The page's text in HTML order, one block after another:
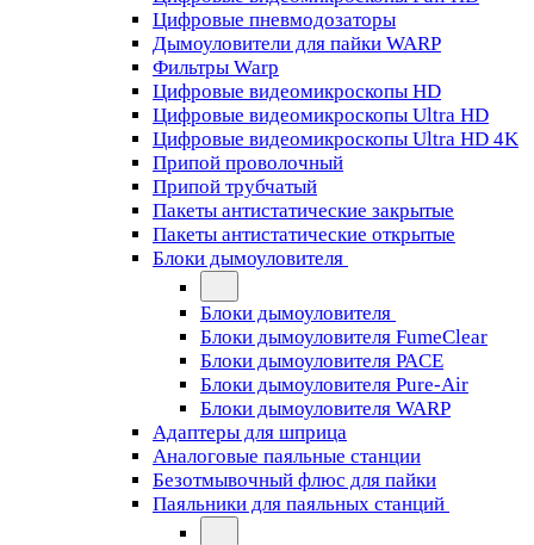
Цифровые пневмодозаторы
Дымоуловители для пайки WARP
Фильтры Warp
Цифровые видеомикроскопы HD
Цифровые видеомикроскопы Ultra HD
Цифровые видеомикроскопы Ultra HD 4K
Припой проволочный
Припой трубчатый
Пакеты антистатические закрытые
Пакеты антистатические открытые
Блоки дымоуловителя
Блоки дымоуловителя
Блоки дымоуловителя FumeClear
Блоки дымоуловителя PACE
Блоки дымоуловителя Pure-Air
Блоки дымоуловителя WARP
Адаптеры для шприца
Аналоговые паяльные станции
Безотмывочный флюс для пайки
Паяльники для паяльных станций